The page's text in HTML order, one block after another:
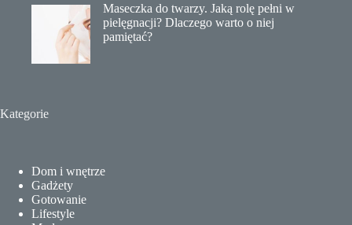
Maseczka do twarzy. Jaką rolę pełni w
pielęgnacji? Dlaczego warto o niej
pamiętać?
Kategorie
Dom i wnętrze
Gadżety
Gotowanie
Lifestyle